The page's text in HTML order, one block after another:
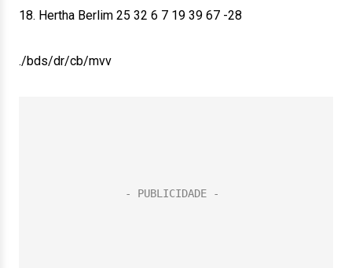
18. Hertha Berlim 25 32 6 7 19 39 67 -28
./bds/dr/cb/mvv